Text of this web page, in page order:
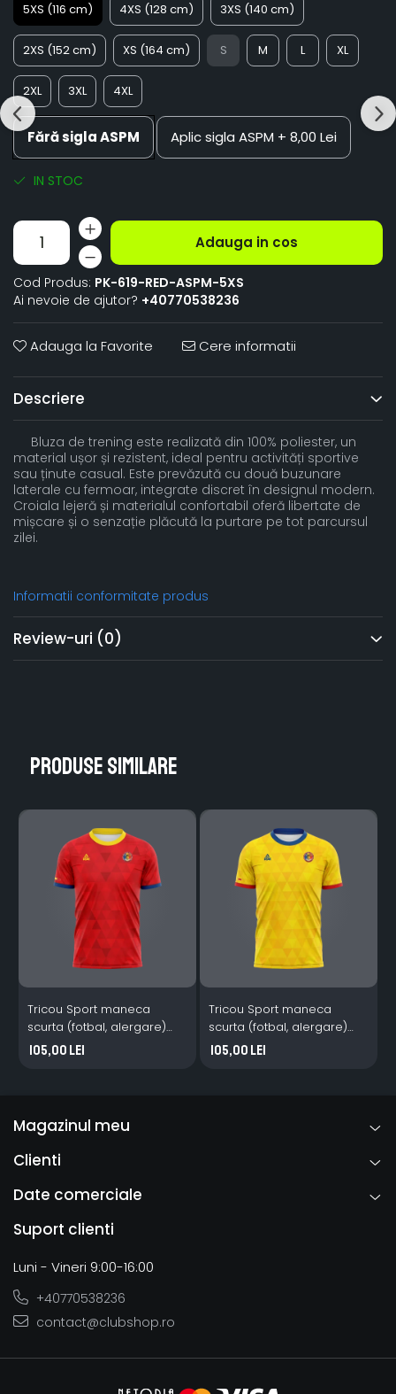
5XS (116 cm)
4XS (128 cm) 3XS (140 cm)
2XS (152 cm) XS (164 cm) S M L XL
2XL 3XL 4XL
Fără sigla ASPM Aplic sigla ASPM + 8,00 Lei
IN STOC
Adauga in cos
Cod Produs: PK-619-RED-ASPM-5XS
Ai nevoie de ajutor? +40770538236
Adauga la Favorite Cere informatii
Descriere
Bluza de trening este realizată din 100% poliester, un
material ușor și rezistent, ideal pentru activități sportive
sau ținute casual. Este prevăzută cu două buzunare
laterale cu fermoar, integrate discret în designul modern.
Croiala lejeră și materialul confortabil oferă libertate de
mișcare și o senzație plăcută la purtare pe tot parcursul
zilei.
Informatii conformitate produs
Review-uri (0)
Produse similare
Tricou Sport maneca
scurta (fotbal, alergare)
ASP Mures rosu
105,00 Lei
Tricou Sport maneca
scurta (fotbal, alergare)
ASP Mures galben
105,00 Lei
Magazinul meu
Clienti
Date comerciale
Suport clienti
Luni - Vineri 9:00-16:00
+40770538236
contact@clubshop.ro